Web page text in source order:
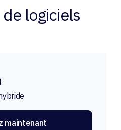
logiciels
maintenant